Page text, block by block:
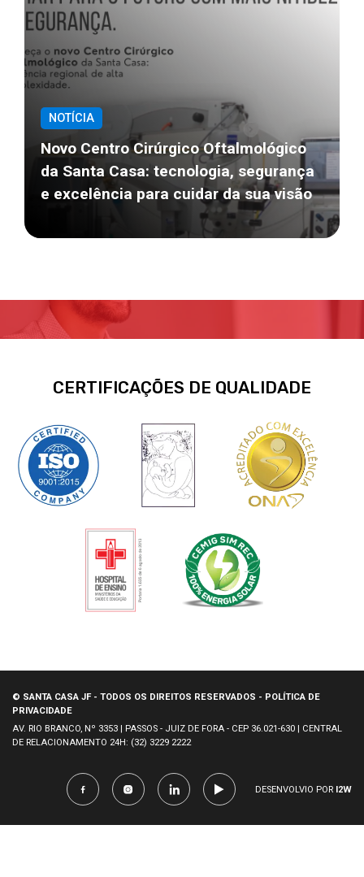
NOTÍCIA
Novo Centro Cirúrgico Oftalmológico
da Santa Casa: tecnologia, segurança
e excelência para cuidar da sua visão
CERTIFICAÇÕES DE QUALIDADE
© SANTA CASA JF - TODOS OS DIREITOS RESERVADOS - POLÍTICA DE
PRIVACIDADE
AV. RIO BRANCO, Nº 3353 | PASSOS - JUIZ DE FORA - CEP 36.021-630 | CENTRAL
DE RELACIONAMENTO 24H: (32) 3229 2222
DESENVOLVIO POR I2W